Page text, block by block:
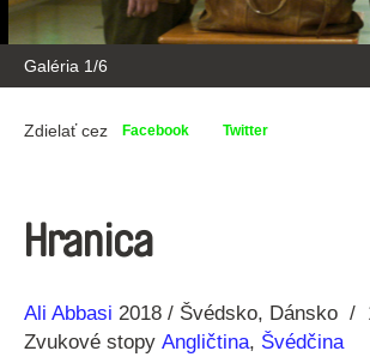
Galéria 2/6
Zdielať cez Facebook Twitter
Hranica
Réžia
Ali Abbasi
Rok
výroby
2018 Švédsko Dánsko
Zvukové stopy Angličtina, Švédčina